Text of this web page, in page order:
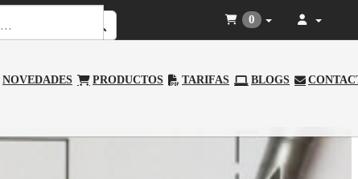
NOVEDADES PRODUCTOS TARIFAS BLOGS
0